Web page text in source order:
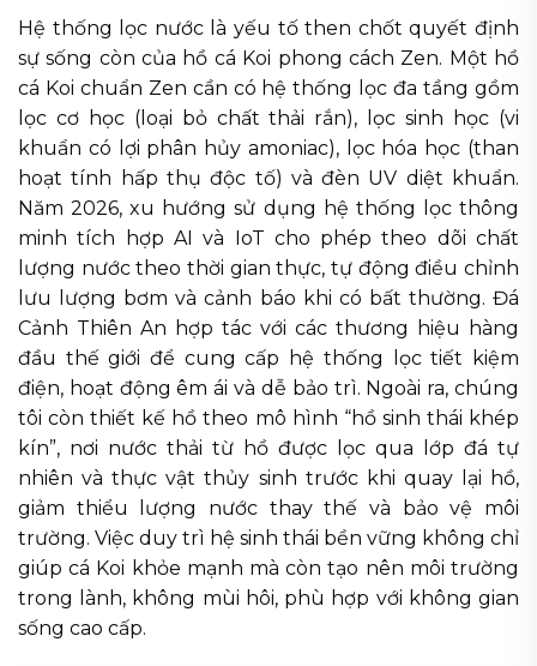
Hệ thống lọc nước là yếu tố then chốt quyết định
sự sống còn của hồ cá Koi phong cách Zen. Một hồ
cá Koi chuẩn Zen cần có hệ thống lọc đa tầng gồm
lọc cơ học (loại bỏ chất thải rắn), lọc sinh học (vi
khuẩn có lợi phân hủy amoniac), lọc hóa học (than
hoạt tính hấp thụ độc tố) và đèn UV diệt khuẩn.
Năm 2026, xu hướng sử dụng hệ thống lọc thông
minh tích hợp AI và IoT cho phép theo dõi chất
lượng nước theo thời gian thực, tự động điều chỉnh
lưu lượng bơm và cảnh báo khi có bất thường. Đá
Cảnh Thiên An hợp tác với các thương hiệu hàng
đầu thế giới để cung cấp hệ thống lọc tiết kiệm
điện, hoạt động êm ái và dễ bảo trì. Ngoài ra, chúng
tôi còn thiết kế hồ theo mô hình “hồ sinh thái khép
kín”, nơi nước thải từ hồ được lọc qua lớp đá tự
nhiên và thực vật thủy sinh trước khi quay lại hồ,
giảm thiểu lượng nước thay thế và bảo vệ môi
trường. Việc duy trì hệ sinh thái bền vững không chỉ
giúp cá Koi khỏe mạnh mà còn tạo nên môi trường
trong lành, không mùi hôi, phù hợp với không gian
sống cao cấp.